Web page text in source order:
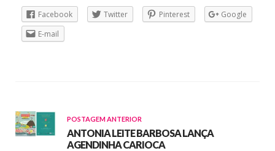
Facebook Twitter Pinterest
Google
E-mail
POSTAGEM ANTERIOR
ANTONIA LEITE BARBOSA LANÇA
AGENDINHA CARIOCA